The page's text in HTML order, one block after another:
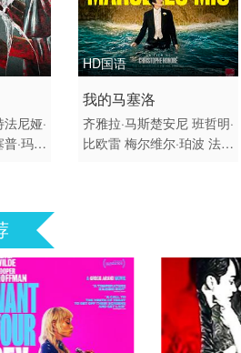
语
尼娅·
·玛丽
·本杰梅
米利奥
HD国语
2024 / 法国,意大利 / 法语,
意大利语,英语
法国 意大利 喜剧
我的马塞洛
齐雅拉·马斯楚安尼 班哲明·
比欧雷 梅尔维尔·珀波 法布
Deniel Léolo
Harilay·Rabe
njamina
Hélène·Jin 巴蒂
斯特·卡里昂-魏斯
Mélody·
Julie·Morel
Giorgio
·Tano
Bérengère·Sigoure